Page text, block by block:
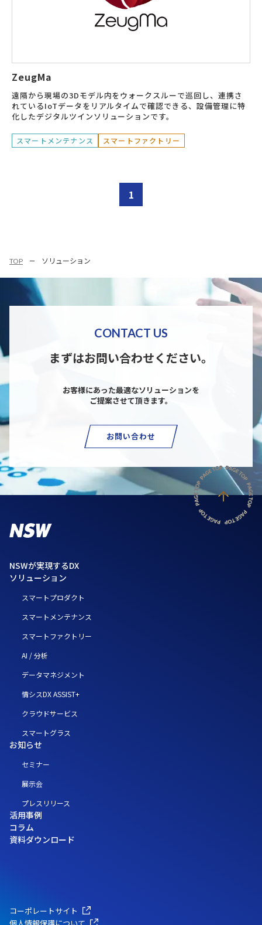
ZeugMa
遠隔から現場の3Dモデル内をウォークスルーで巡回し、連携さ
れているIoTデータをリアルタイムで確認できる、設備管理に特
化したデジタルツインソリューションです。
スマートメンテナンス スマートファクトリー
1
TOP ソリューション
CONTACT US
まずはお問い合わせください。
お客様にあった最適なソリューションを
ご提案させて頂きます。
お問い合わせ
NSWが実現するDX
ソリューション
スマートプロダクト
スマートメンテナンス
スマートファクトリー
AI / 分析
データマネジメント
情シスDX ASSIST+
クラウドサービス
スマートグラス
お知らせ
セミナー
展示会
プレスリリース
活用事例
コラム
資料ダウンロード
コーポレートサイト
個人情報保護について